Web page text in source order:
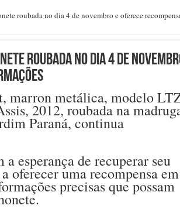
roubada no dia 4 de novembro e oferece
roubada no dia 4 de
marron metálica, modelo
2012, roubada na
Paraná, continua
esperança de recuperar seu
oferecer uma recompensa em
precisas que possam